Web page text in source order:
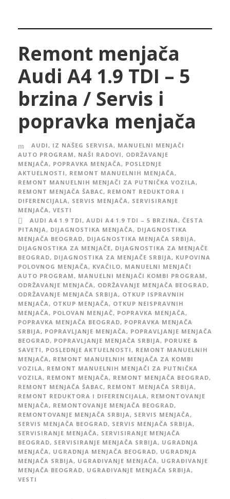
Remont menjača
Audi A4 1.9 TDI – 5
brzina / Servis i
popravka menjača
AUDI, IZ NAŠEG SERVISA, MANUELNI MENJAČI
AUTO PROGRAM, NAŠI RADOVI, ODRŽAVANJE
MENJAČA, POPRAVKA MENJAČA, POSLEDNJE
AKTUELNOSTI, REMONT MANUELNIH MENJAČA,
REMONT MANUELNIH MENJAČI ZA PUTNIČKA VOZILA,
REMONT MENJAČA ŠABAC, REMONT REDUKTORA I
DIFERENCIJALA, SERVIS MENJAČA, SERVISIRANJE
MENJAČA, VESTI
AUDI A4 1.9 TDI, AUDI A4 1.9 TDI – 5 BRZINA, ČESTA
PITANJA, DIJAGNOSTIKA MENJAČA, DIJAGNOSTIKA
MENJAČA BEOGRAD, DIJAGNOSTIKA MENJAČA SRBIJA,
DIJAGNOSTIKA ZA MENJAČE, DIJAGNOSTIKA ZA MENJAČE
BEOGRAD, DIJAGNOSTIKA ZA MENJAČE SRBIJA, KUPOVINA
POLOVNOG MENJAČA, KVAČILO, MANUELNI MENJAČI
AUTO PROGRAM, MANUELNI MENJAČI KOMBI PROGRAM,
ODRŽAVANJE MENJAČA, ODRŽAVANJE MENJAČA BEOGRAD,
ODRŽAVANJE MENJAČA SRBIJA, OTKUP ISPRAVNIH
MENJAČA, OTKUP MENJAČA, OTKUP NEISPRAVNIH
MENJAČA, POLOVAN MENJAČ, POPRAVKA MENJAČA,
POPRAVKA MENJAČA BEOGRAD, POPRAVKA MENJAČA
SRBIJA, POPRAVLJANJE MENJAČA, POPRAVLJANJE MENJAČA
BEOGRAD, POPRAVLJANJE MENJAČA SRBIJA, PORUKE &
SAVETI, POSLEDNJE AKTUELNOSTI, REMONT MANUELNIH
MENJAČA, REMONT MANUELNIH MENJAČA ZA KOMBI
VOZILA, REMONT MANUELNIH MENJAČI ZA PUTNIČKA
VOZILA, REMONT MENJAČA, REMONT MENJAČA BEOGRAD,
REMONT MENJAČA ŠABAC, REMONT MENJAČA SRBIJA,
REMONT REDUKTORA I DIFERENCIJALA, REMONTOVANJE
MENJAČA, REMONTOVANJE MENJAČA BEOGRAD,
REMONTOVANJE MENJAČA SRBIJA, SERVIS MENJAČA,
SERVIS MENJAČA BEOGRAD, SERVIS MENJAČA SRBIJA,
SERVISIRANJE MENJAČA, SERVISIRANJE MENJAČA
BEOGRAD, SERVISIRANJE MENJAČA SRBIJA, UGRADNJA
MENJAČA, UGRADNJA MENJAČA BEOGRAD, UGRADNJA
MENJAČA SRBIJA, UGRAĐIVANJE MENJAČA, UGRAĐIVANJE
MENJAČA BEOGRAD, UGRAĐIVANJE MENJAČA SRBIJA,
VESTI